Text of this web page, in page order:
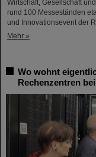
Wirtschaft, Gesellschaft
rund 100 Messeständen
und Innovationsevent der
Mehr »
Wo wohnt
Rechenzentren